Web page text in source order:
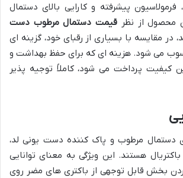
پیشرفته و کارایی بالای دستمال
محصول از نظر قیمت دستمال مرطوب دست
در مقایسه با بسیاری از رقبای خود، گزینه ای
می شود. هزینه ای که برای حفظ بهداشت و
کیفیت پرداخت می شود، کاملاً توجیه پذیر
دستمال مرطوب و پاک کننده دست یونی لد،
هستند. این ویژگی به معنای توانایی
بخش قابل توجهی از باکتری های مضر روی